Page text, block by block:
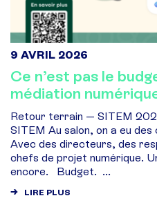
9 AVRIL 2026
Ce n’est pas le
médiation
Retour terrain — SITEM
SITEM Au salon, on a eu
Avec des directeurs, des
chefs de projet numérique.
encore. Budget. ...
LIRE PLUS